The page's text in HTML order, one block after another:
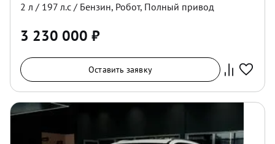
2 л / 197 л.с / Бензин, Робот, Полный привод
3 230 000 ₽
Оставить заявку